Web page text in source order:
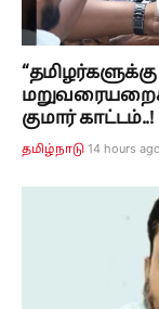
குமார் காட்டம்..!
தமிழ்நாடு 14 hours ago